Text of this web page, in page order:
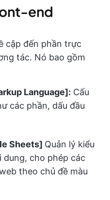
end
cập đến phần trực
tác. Nó bao gồm
Language]: Cấu
các phần, dấu đầu
Sheets] Quản lý kiểu
dung, cho phép các
theo chủ đề màu